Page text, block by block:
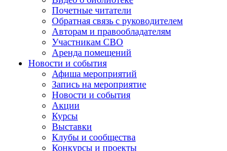
Почетные читатели
Обратная связь с руководителем
Авторам и правообладателям
Участникам СВО
Аренда помещений
Новости и события
Афиша мероприятий
Запись на мероприятие
Новости и события
Акции
Курсы
Выставки
Клубы и сообщества
Конкурсы и проекты